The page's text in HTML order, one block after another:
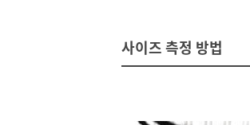
사이즈 측정 방법